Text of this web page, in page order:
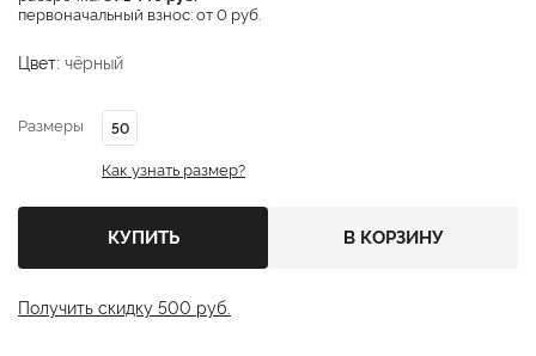
первоначальный взнос: от 0 руб.
Цвет: чёрный
Размеры 50
Как узнать размер?
КУПИТЬ В КОРЗИНУ
Получить скидку 500 руб.